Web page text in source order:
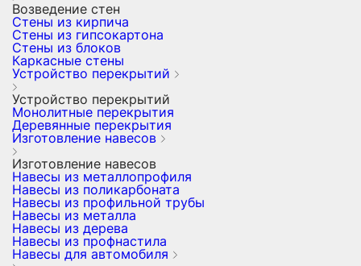
Возведение стен
Стены из кирпича
Стены из гипсокартона
Стены из блоков
Каркасные стены
Устройство перекрытий
Устройство перекрытий
Монолитные перекрытия
Деревянные перекрытия
Изготовление навесов
Изготовление навесов
Навесы из металлопрофиля
Навесы из поликарбоната
Навесы из профильной трубы
Навесы из металла
Навесы из дерева
Навесы из профнастила
Навесы для автомобиля